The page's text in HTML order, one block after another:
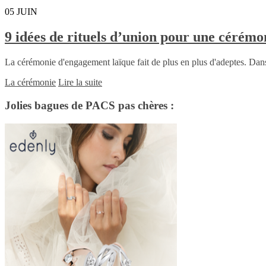
05 JUIN
9 idées de rituels d’union pour une
La cérémonie d'engagement laïque fait de plus en plus d'adeptes.
La cérémonie Lire la suite
Jolies bagues de PACS pas chères :